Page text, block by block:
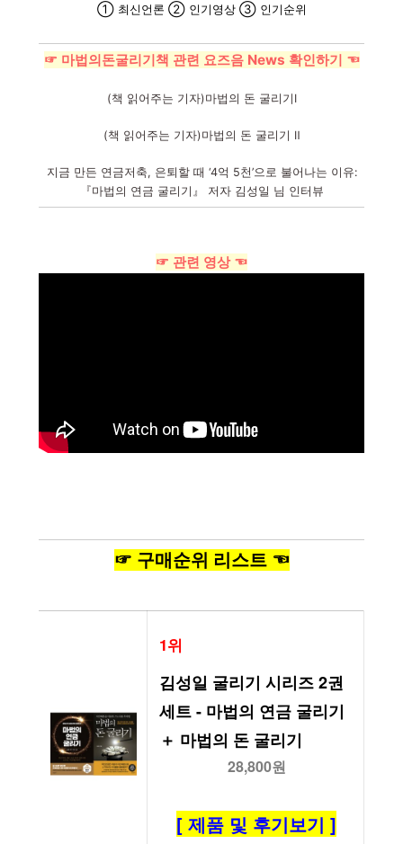
① 최신언론 ② 인기영상 ③ 인기순위
☞ 마법의돈굴리기책 관련 요즈음 News 확인하기 ☜
(책 읽어주는 기자)마법의 돈 굴리기Ⅰ
(책 읽어주는 기자)마법의 돈 굴리기 Ⅱ
지금 만든 연금저축, 은퇴할 때 ‘4억 5천’으로 불어나는 이유:
『마법의 연금 굴리기』 저자 김성일 님 인터뷰
☞ 관련 영상 ☜
☞ 구매순위 리스트 ☜
1위
김성일 굴리기 시리즈 2권
세트 - 마법의 연금 굴리기
＋ 마법의 돈 굴리기
28,800원
[ 제품 및 후기보기 ]